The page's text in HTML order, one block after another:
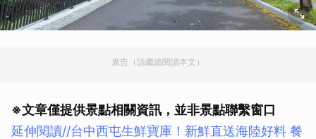
廣告（請繼續閱讀本文）
※文章僅提供景點相關資訊，並非景點聯繫窗口
延伸閱讀//台中西屯生鮮寶庫！新鮮直送海陸好料 餐